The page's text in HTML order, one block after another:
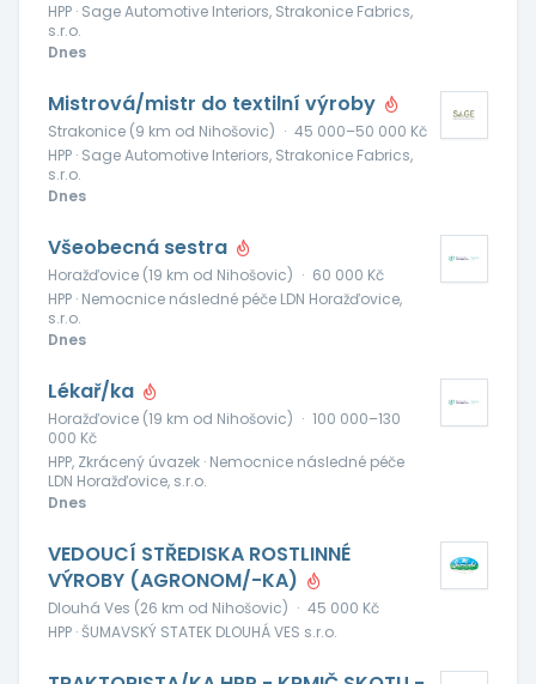
HPP · Sage Automotive Interiors, Strakonice Fabrics,
s.r.o.
Dnes
Mistrová/mistr do textilní výroby
Strakonice (9 km od Nihošovic) · 45 000–50 000 Kč
HPP · Sage Automotive Interiors, Strakonice Fabrics,
s.r.o.
Dnes
Všeobecná sestra
Horažďovice (19 km od Nihošovic) · 60 000 Kč
HPP · Nemocnice následné péče LDN Horažďovice,
s.r.o.
Dnes
Lékař/ka
Horažďovice (19 km od Nihošovic) · 100 000–130
000 Kč
HPP, Zkrácený úvazek · Nemocnice následné péče
LDN Horažďovice, s.r.o.
Dnes
VEDOUCÍ STŘEDISKA ROSTLINNÉ
VÝROBY (AGRONOM/-KA)
Dlouhá Ves (26 km od Nihošovic) · 45 000 Kč
HPP · ŠUMAVSKÝ STATEK DLOUHÁ VES s.r.o.